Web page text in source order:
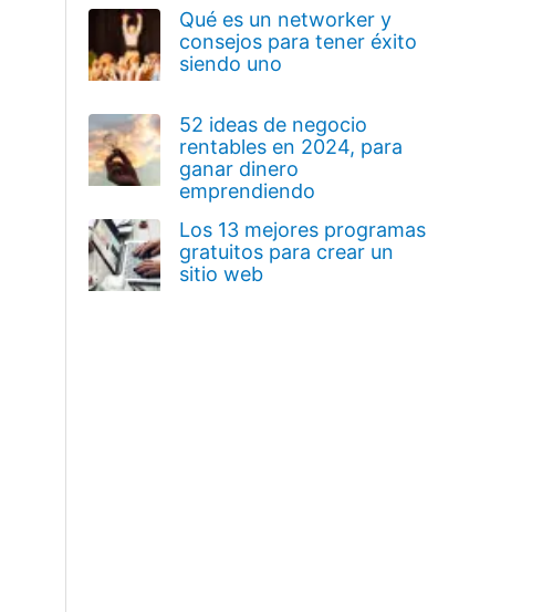
Qué es un networker y
consejos para tener éxito
siendo uno
52 ideas de negocio
rentables en 2024, para
ganar dinero
emprendiendo
Los 13 mejores programas
gratuitos para crear un
sitio web